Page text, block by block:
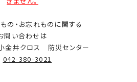
の・お忘れものに関する
問い合わせは
金井クロス 防災センター
042-380-3021